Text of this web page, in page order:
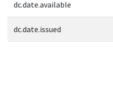
dc.date.available
dc.date.issued